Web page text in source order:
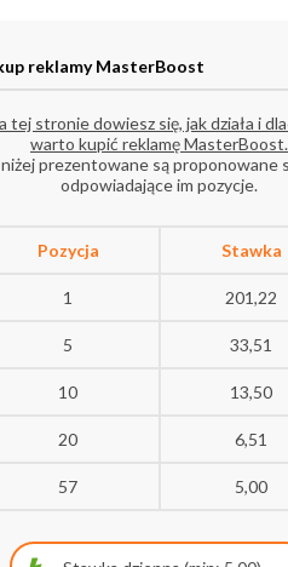
reklamy MasterBoost
tej stronie dowiesz się, jak działa i
warto kupić reklamę MasterBoost.
prezentowane są proponowane
odpowiadające im pozycje.
Pozycja Stawka
1 201,22
5 33,51
10 13,50
20 6,51
57 5,00